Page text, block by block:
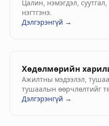
Цалин, нэмэгдэл,
нэгтгэнэ.
Дэлгэрэнгүй →
Хөдөлмөрийн
Ажилтны мэдээлэл,
тушаалын өөрчлөлтийг
Дэлгэрэнгүй →